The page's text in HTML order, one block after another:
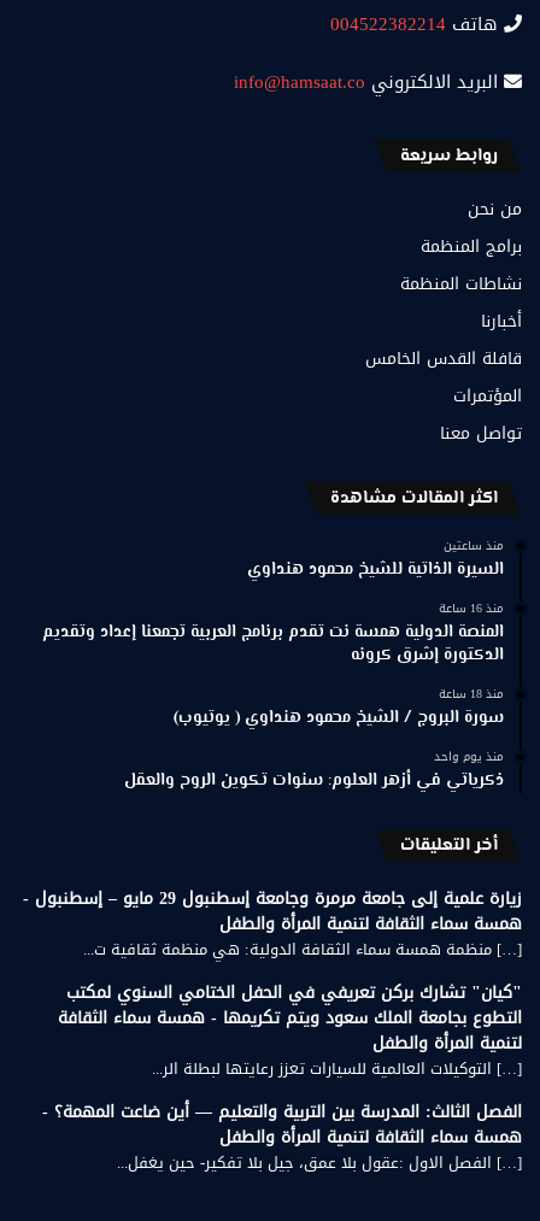
هاتف 004522382214
البريد الالكتروني info@hamsaat.co
روابط سريعة
من نحن
برامج المنظمة
نشاطات المنظمة
أخبارنا
قافلة القدس الخامس
المؤتمرات
تواصل معنا
اكثر المقالات مشاهدة
منذ ساعتين
السيرة الذاتية للشيخ محمود هنداوي
منذ 16 ساعة
المنصة الدولية همسة نت تقدم برنامج العربية تجمعنا إعداد وتقديم
الدكتورة إشرق كرونه
منذ 18 ساعة
سورة البروج / الشيخ محمود هنداوي ( يوتيوب)
منذ يوم واحد
ذكرياتي في أزهر العلوم: سنوات تكوين الروح والعقل
أخر التعليقات
زيارة علمية إلى جامعة مرمرة وجامعة إسطنبول 29 مايو – إسطنبول -
همسة سماء الثقافة لتنمية المرأة والطفل
[…] منظمة همسة سماء الثقافة الدولية: هي منظمة ثقافية ت...
"كيان" تشارك بركن تعريفي في الحفل الختامي السنوي لمكتب
التطوع بجامعة الملك سعود ويتم تكريمها - همسة سماء الثقافة
لتنمية المرأة والطفل
[…] التوكيلات العالمية للسيارات تعزز رعايتها لبطلة الر...
الفصل الثالث: المدرسة بين التربية والتعليم — أين ضاعت المهمة؟ -
همسة سماء الثقافة لتنمية المرأة والطفل
[…] الفصل الاول :عقول بلا عمق، جيل بلا تفكير- حين يغفل...